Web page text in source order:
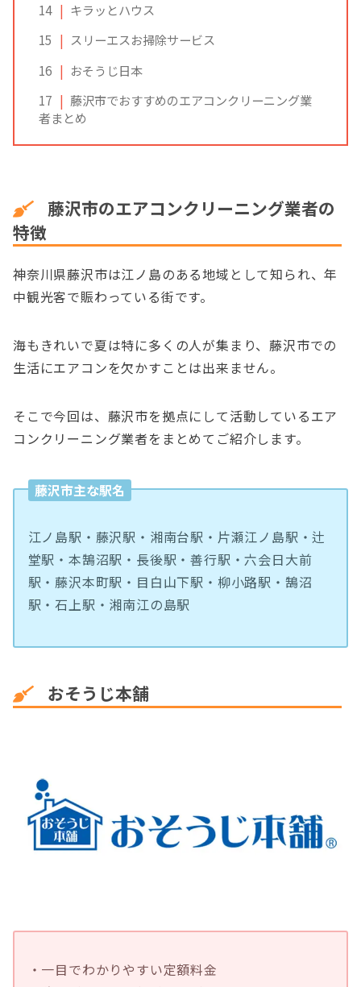
14
キラッとハウス
15
スリーエスお掃除サービス
16
おそうじ日本
17
藤沢市でおすすめのエアコンクリーニング業
者まとめ
藤沢市のエアコンクリーニング業者の
特徴
神奈川県藤沢市は江ノ島のある地域として知られ、年
中観光客で賑わっている街です。
海もきれいで夏は特に多くの人が集まり、藤沢市での
生活にエアコンを欠かすことは出来ません。
そこで今回は、藤沢市を拠点にして活動しているエア
コンクリーニング業者をまとめてご紹介します。
藤沢市主な駅名
江ノ島駅・藤沢駅・湘南台駅・片瀬江ノ島駅・辻
堂駅・本鵠沼駅・長後駅・善行駅・六会日大前
駅・藤沢本町駅・目白山下駅・柳小路駅・鵠沼
駅・石上駅・湘南江の島駅
おそうじ本舗
・一目でわかりやすい定額料金